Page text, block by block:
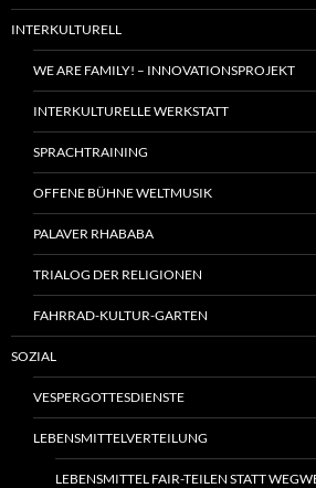
INTERKULTURELL
WE ARE FAMILY! – INNOVATIONSPROJEKT
INTERKULTURELLE WERKSTATT
SPRACHTRAINING
OFFENE BÜHNE WELTMUSIK
PALAVER RHABABA
TRIALOG DER RELIGIONEN
FAHRRAD-KULTUR-GARTEN
SOZIAL
VESPERGOTTESDIENSTE
LEBENSMITTELVERTEILUNG
LEBENSMITTEL FAIR-TEILEN STATT